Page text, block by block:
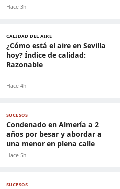
Hace 3h
CALIDAD DEL AIRE
¿Cómo está el aire en Sevilla
hoy? Índice de calidad:
Razonable
Hace 4h
SUCESOS
Condenado en Almería a 2
años por besar y abordar a
una menor en plena calle
Hace 5h
SUCESOS